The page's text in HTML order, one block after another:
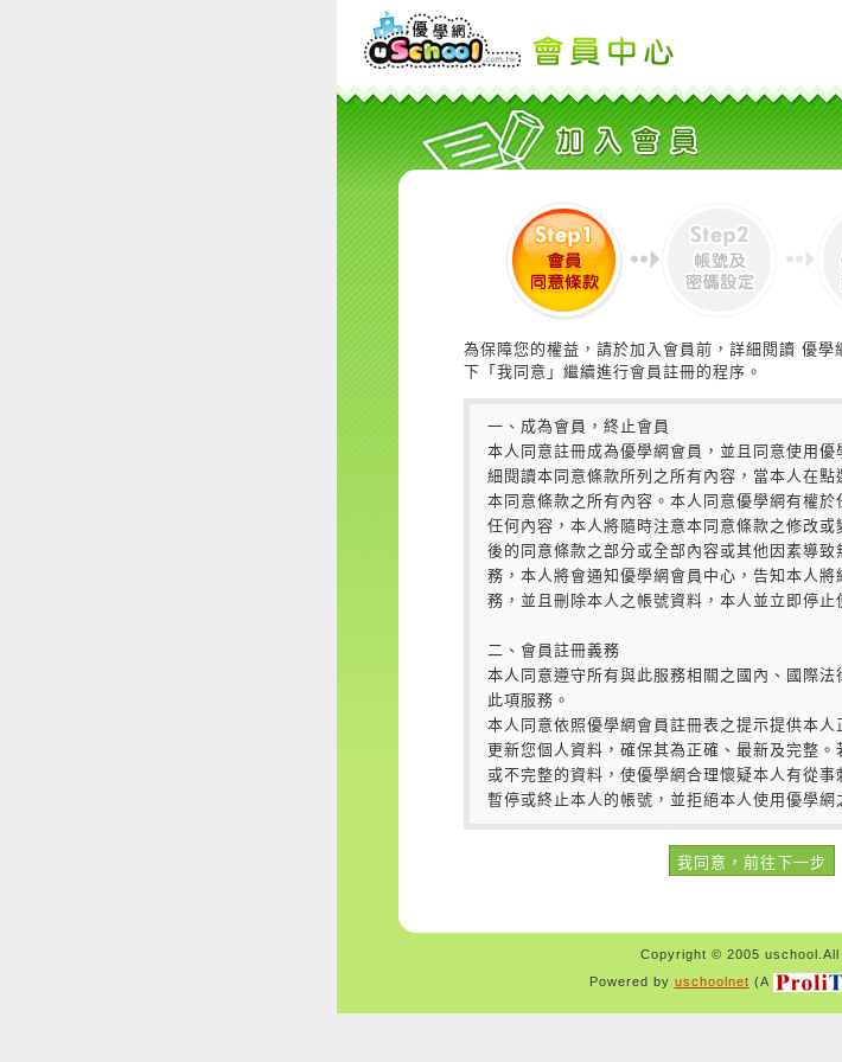
為保障您的權益，請於加入會員前，詳細閱讀 優
下「我同意」繼續進行會員註冊的程序。
Copyright © 2005
Powered by uschoolnet (A